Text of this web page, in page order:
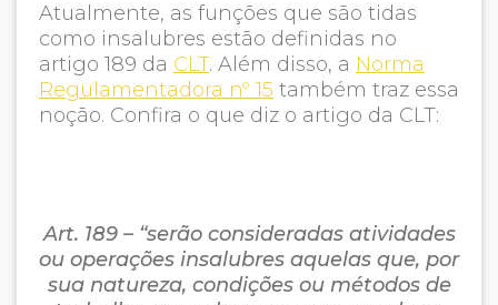
Atualmente, as funções que são tidas
como insalubres estão definidas no
artigo 189 da CLT. Além disso, a Norma
Regulamentadora nº 15 também traz essa
noção. Confira o que diz o artigo da CLT:
Art. 189 – “serão consideradas atividades
ou operações insalubres aquelas que, por
sua natureza, condições ou métodos de